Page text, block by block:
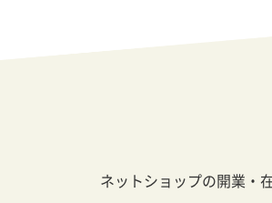
ネットショップの開業・